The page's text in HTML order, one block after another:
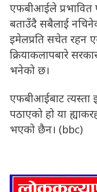
एफबीआईले प्रभावित
बताउँदै सबैलाई
इमेलप्रति सचेत रहन
क्रियाकलापबारे
भनेको छ।
एफबीआईबाट
पठाएको हो या
भएको छैन। (bbc)